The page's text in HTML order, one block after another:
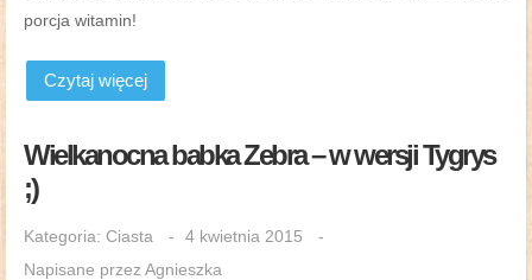
porcja witamin!
Czytaj więcej
Wielkanocna babka Zebra – w wersji Tygrys
;)
Kategoria: Ciasta
4 kwietnia 2015
Napisane przez Agnieszka